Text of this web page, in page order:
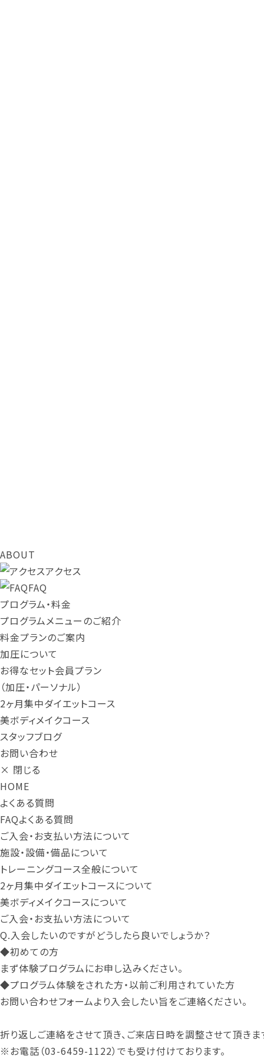
ABOUT
アクセス
FAQ
プログラム・料金
プログラムメニューのご紹介
料金プランのご案内
加圧について
お得なセット会員プラン
（加圧・パーソナル）
2ヶ月集中ダイエットコース
美ボディメイクコース
スタッフブログ
お問い合わせ
× 閉じる
HOME
よくある質問
FAQよくある質問
ご入会・お支払い方法について
施設・設備・備品について
トレーニングコース全般について
2ヶ月集中ダイエットコースについて
美ボディメイクコースについて
ご入会・お支払い方法について
Q.入会したいのですがどうしたら良いでしょうか？
◆初めての方
まず体験プログラムにお申し込みください。
◆プログラム体験をされた方・以前ご利用されていた方
お問い合わせフォームより入会したい旨をご連絡ください。
折り返しご連絡をさせて頂き、ご来店日時を調整させて頂きま
※お電話（03-6459-1122）でも受け付けております。